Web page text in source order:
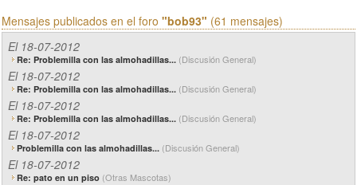
Mensajes publicados en el foro "bob93" (61 mensajes)
El 18-07-2012
Re: Problemilla con las almohadillas... (Discusión General)
El 18-07-2012
Re: Problemilla con las almohadillas... (Discusión General)
El 18-07-2012
Re: Problemilla con las almohadillas... (Discusión General)
El 18-07-2012
Problemilla con las almohadillas... (Discusión General)
El 18-07-2012
Re: pato en un piso (Otras Mascotas)